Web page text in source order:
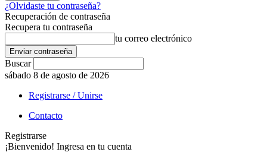
¿Olvidaste tu contraseña?
Recuperación de contraseña
Recupera tu contraseña
tu correo electrónico
Buscar
sábado 8 de agosto de 2026
Registrarse / Unirse
Contacto
Registrarse
¡Bienvenido! Ingresa en tu cuenta